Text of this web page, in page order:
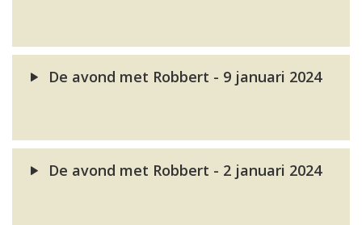
De avond met Robbert - 9 januari 2024
De avond met Robbert - 2 januari 2024